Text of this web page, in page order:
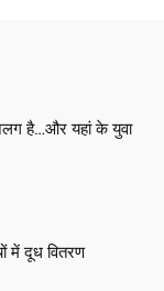
है…और यहां के युवा
में दूध वितरण